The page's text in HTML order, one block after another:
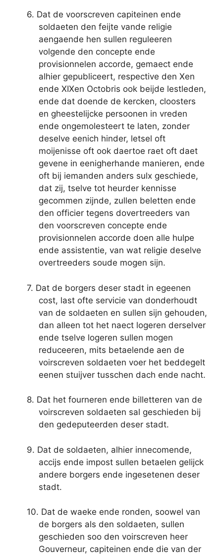
6. Dat de voorscreven capiteinen ende
soldaeten den feijte vande religie
aengaende hen sullen reguleeren
volgende den concepte ende
provisionnelen accorde, gemaect ende
alhier gepubliceert, respective den Xen
ende XIXen Octobris ook beijde lestleden,
ende dat doende de kercken, cloosters
en gheestelijcke persoonen in vreden
ende ongemolesteert te laten, zonder
deselve eenich hinder, letsel oft
moijenisse oft ook daertoe raet oft daet
gevene in eenigherhande manieren, ende
oft bij iemanden anders sulx geschiede,
dat zij, tselve tot heurder kennisse
gecommen zijnde, zullen beletten ende
den officier tegens dovertreeders van
den voorscreven concepte ende
provisionnelen accorde doen alle hulpe
ende assistentie, van wat religie deselve
overtreeders soude mogen sijn.
7. Dat de borgers deser stadt in egeenen
cost, last ofte servicie van donderhoudt
van de soldaeten en sullen sijn gehouden,
dan alleen tot het naect logeren derselver
ende tselve logeren sullen mogen
reduceeren, mits betaelende aen de
voirscreven soldaeten voer het beddegelt
eenen stuijver tusschen dach ende nacht.
8. Dat het fourneren ende billetteren van de
voirscreven soldaeten sal geschieden bij
den gedeputeerden deser stadt.
9. Dat de soldaeten, alhier innecomende,
accijs ende impost sullen betaelen gelijck
andere borgers ende ingesetenen deser
stadt.
10. Dat de waeke ende ronden, soowel van
de borgers als den soldaeten, sullen
geschieden soo den voirscreven heer
Gouverneur, capiteinen ende die van der